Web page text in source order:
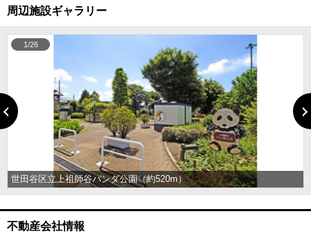
周辺施設ギャラリー
世田谷区立上祖師谷パンダ公園（約520m）
1/26
不動産会社情報